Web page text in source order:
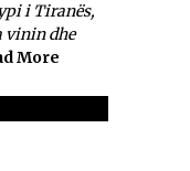
i Tiranës,
vinin dhe
More